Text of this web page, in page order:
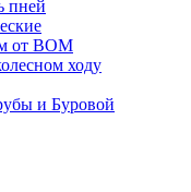
пней
от ВОМ
ходу
и Буровой